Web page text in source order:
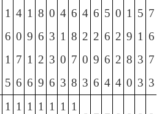
1
6
1
5
4
0
7
6
1
9
1
6
8
6
2
9
0
3
3
6
4
1
0
3
6
8
7
8
4
2
0
3
6
2
9
6
5
6
6
4
0
2
2
4
1
9
8
0
5
1
3
3
7
6
7
3
1 1 1 1 1 1 1